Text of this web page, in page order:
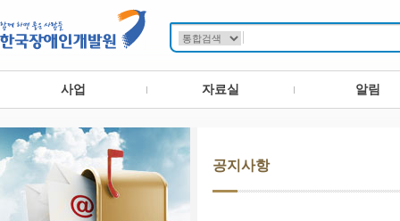
사업 자료실 알림
공지사항